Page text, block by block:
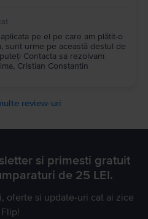
pe el pe care am plătit-o
sunt urme pe această destul de
Contacta sa rezolvam
Cristian Constantin
review-uri
si primesti gratuit
de 25 LEI.
oferte si update-uri cat ai zice
Flip!